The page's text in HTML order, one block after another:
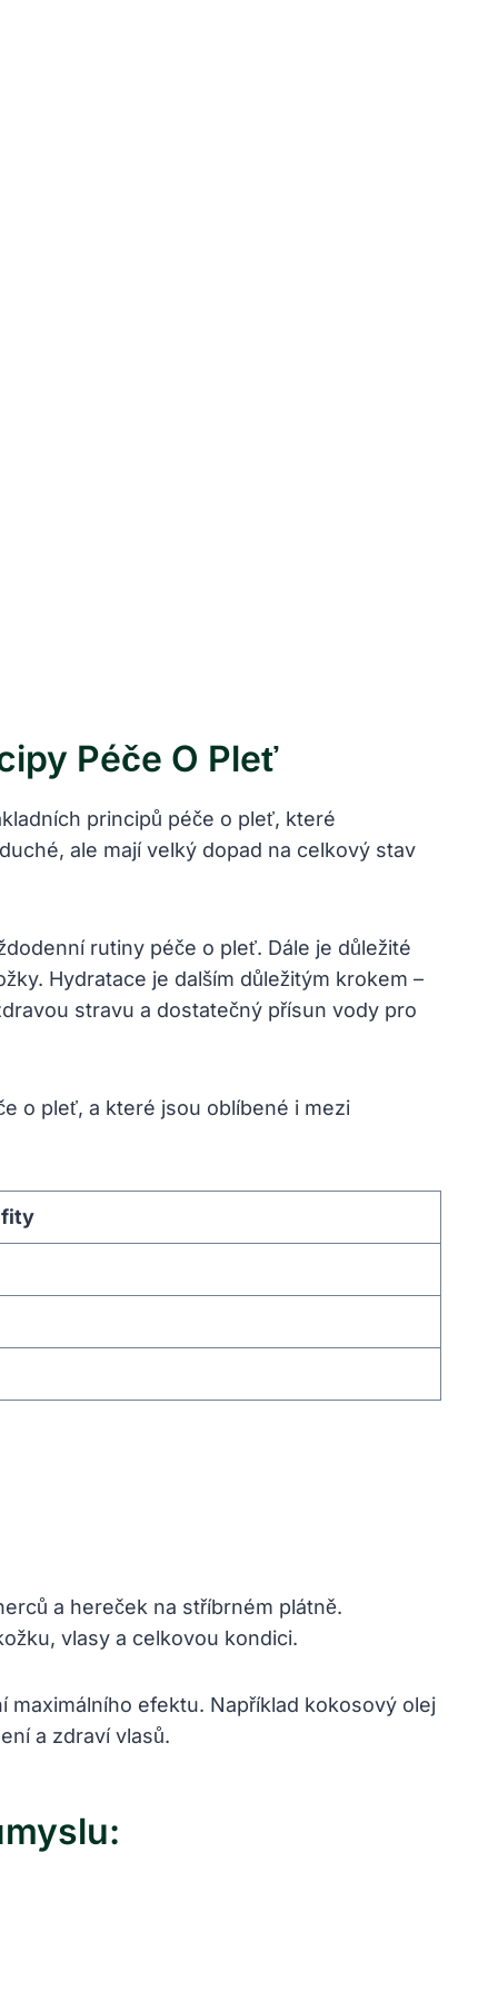
Péče O ⁣pleť
principů péče o pleť, které
ale‍ mají velký⁣ dopad na celkový stav
rutiny péče o ‍pleť. Dále je důležité
Hydratace⁢ je ‍dalším důležitým​ krokem –
stravu⁣ a dostatečný přísun vody pro‌
o pleť, a které ⁤jsou ‌oblíbené i mezi
a hereček na stříbrném⁣ plátně.
vlasy a celkovou kondici.
efektu. ⁤Například kokosový olej​
a zdraví vlasů.